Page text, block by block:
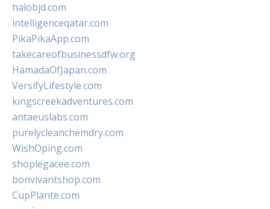
halobjd.com
intelligenceqatar.com
PikaPikaApp.com
takecareofbusinessdfw.org
HamadaOfJapan.com
VersifyLifestyle.com
kingscreekadventures.com
antaeuslabs.com
purelycleanchemdry.com
WishOping.com
shoplegacee.com
bonvivantshop.com
CupPlante.com